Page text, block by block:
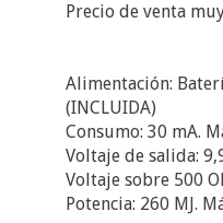
Precio de venta
Alimentación:
(INCLUIDA)
Consumo: 30 mA.
Voltaje de salida:
Voltaje sobre 500
Potencia: 260 MJ.